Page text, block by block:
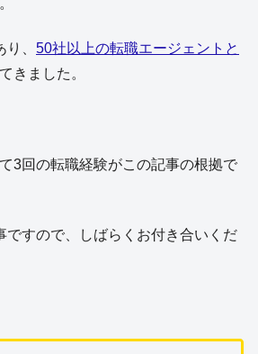
、 50社以上の転職エージェントと
きました。
3回の転職経験がこの記事の根拠で
ですので、しばらくお付き合いくだ